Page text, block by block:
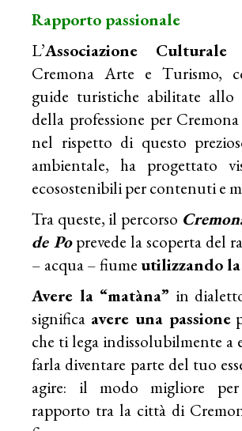
Rapporto passionale
L’Associazione
Cremona Arte e Turismo,
guide turistiche abilitate allo
della professione per
nel rispetto di questo
ambientale, ha progettato
ecosostenibili per contenuti e
Tra queste, il percorso
de Poprevede la scoperta del
– acqua – fiume utilizzando
Avere la “matàna” in
significa avere una passione
che ti lega indissolubilmente a
farla diventare parte del tuo
agire: il modo migliore
rapporto tra la città di